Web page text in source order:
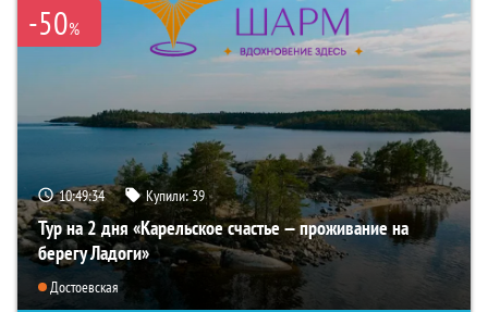
-50%
10:49:33 Купили:39
Тур на 2 дня «Карельское счастье — проживание на
берегу Ладоги»
Достоевская